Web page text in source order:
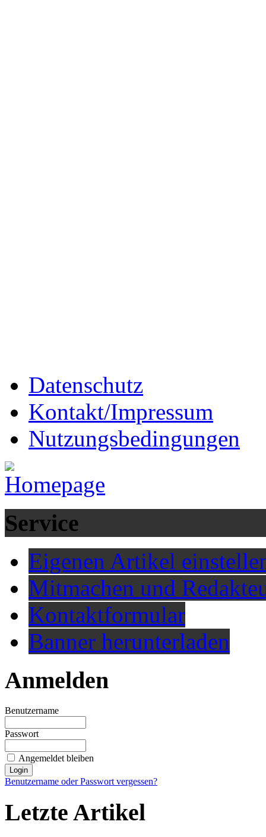
Datenschutz
Kontakt/Impressum
Nutzungsbedingungen
Service
Eigenen Artikel
Mitmachen und
Kontaktformular
Banner herunterladen
Anmelden
Benutzername
Passwort
Angemeldet bleiben
Benutzername oder Passwort vergessen?
Letzte Artikel